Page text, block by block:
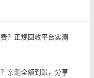
？正规回收平台实测
亲测全额到账，分享